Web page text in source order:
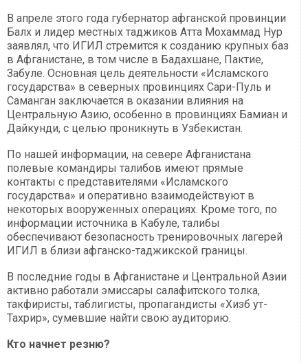
В апреле этого года губернатор афганской провинции
Балх и лидер местных таджиков Атта Мохаммад Нур
заявлял, что ИГИЛ стремится к созданию крупных баз
в Афганистане, в том числе в Бадахшане, Пактие,
Забуле. Основная цель деятельности «Исламского
государства» в северных провинциях Сари-Пуль и
Саманган заключается в оказании влияния на
Центральную Азию, особенно в провинциях Бамиан и
Дайкунди, с целью проникнуть в Узбекистан.
По нашей информации, на севере Афганистана
полевые командиры талибов имеют прямые
контакты с представителями «Исламского
государства» и оперативно взаимодействуют в
некоторых вооруженных операциях. Кроме того, по
информации источника в Кабуле, талибы
обеспечивают безопасность тренировочных лагерей
ИГИЛ в близи афганско-таджикской границы.
В последние годы в Афганистане и Центральной Азии
активно работали эмиссары салафитского толка,
такфиристы, таблигисты, пропагандисты «Хизб ут-
Тахрир», сумевшие найти свою аудиторию.
Кто начнет резню?